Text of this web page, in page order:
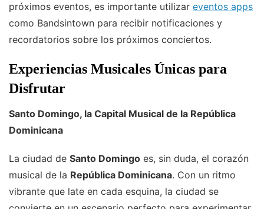
próximos eventos, es importante utilizar eventos apps
como Bandsintown para recibir notificaciones y
recordatorios sobre los próximos conciertos.
Experiencias Musicales Únicas para
Disfrutar
Santo Domingo, la Capital Musical de la República
Dominicana
La ciudad de Santo Domingo es, sin duda, el corazón
musical de la República Dominicana. Con un ritmo
vibrante que late en cada esquina, la ciudad se